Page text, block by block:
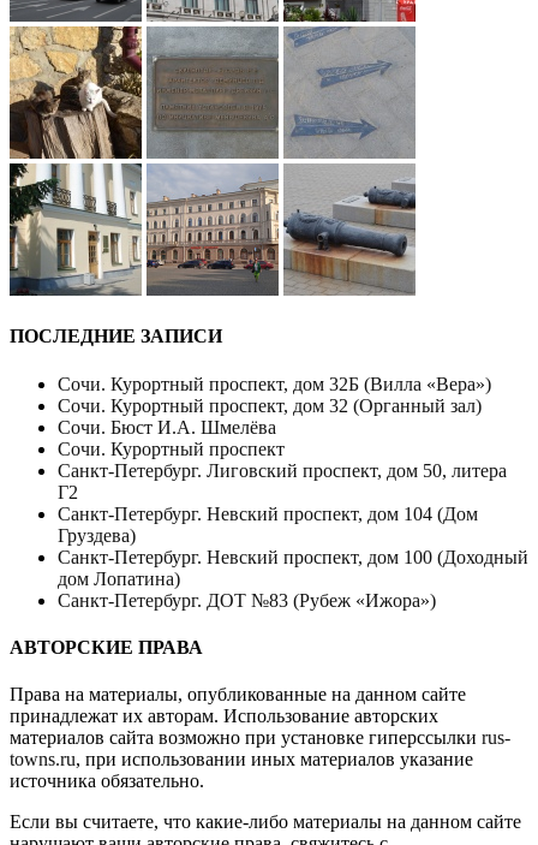
ПОСЛЕДНИЕ ЗАПИСИ
Сочи. Курортный проспект, дом 32Б (Вилла «Вера»)
Сочи. Курортный проспект, дом 32 (Органный зал)
Сочи. Бюст И.А. Шмелёва
Сочи. Курортный проспект
Санкт-Петербург. Лиговский проспект, дом 50, литера
Г2
Санкт-Петербург. Невский проспект, дом 104 (Дом
Груздева)
Санкт-Петербург. Невский проспект, дом 100 (Доходный
дом Лопатина)
Санкт-Петербург. ДОТ №83 (Рубеж «Ижора»)
АВТОРСКИЕ ПРАВА
Права на материалы, опубликованные на данном сайте
принадлежат их авторам. Использование авторских
материалов сайта возможно при установке гиперссылки rus-
towns.ru, при использовании иных материалов указание
источника обязательно.
Если вы считаете, что какие-либо материалы на данном сайте